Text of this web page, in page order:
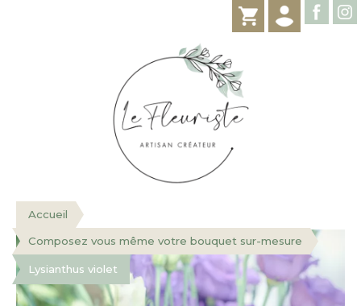
Accueil
Composez vous même votre bouquet sur-mesure
Lysianthus violet